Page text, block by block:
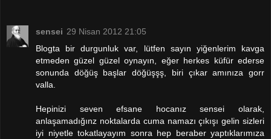
sensei 29 Nisan 2012 21:05
Blogta bir durgunluk var, lütfen sayın yiğenlerim kavga
etmeden güzel güzel oynayın, eğer herkes küfür ederse
sonunda döğüş başlar döğüşşş, biri çıkar amınıza gorr
valla.
Hepinizi seven efsane hocanız sensei olarak,
anlaşamadığınz noktalarda cuma namazı çıkışı gelin sizleri
iyi niyetle tokatlayayım sonra hep beraber yaptıklarımıza